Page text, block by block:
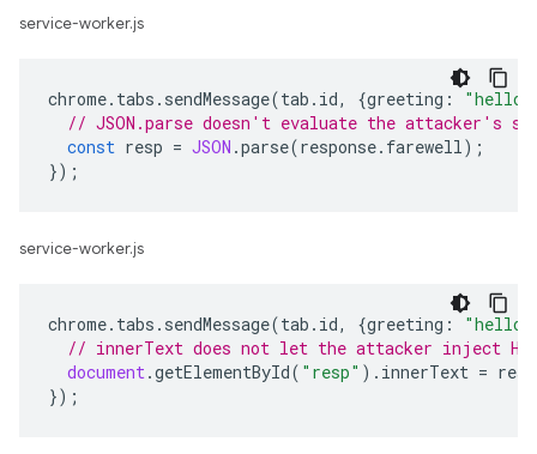
service-worker.js
chrome. tabs . sendMessage(tab . id, {greeting : "hello"
// JSON.parse doesn't evaluate the attacker's
const resp = JSON .parse(response. farewell);
});
service-worker.js
chrome. tabs . sendMessage(tab . id, {greeting : "hello"
// innerText does not let the attacker inject
document.getElementById( "resp" ). innerText =
});